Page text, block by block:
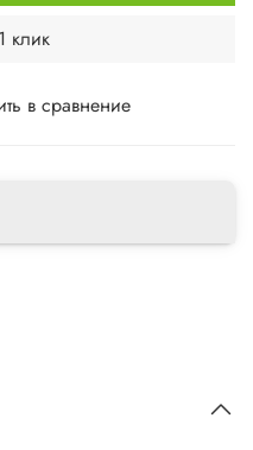
в сравнение
клик